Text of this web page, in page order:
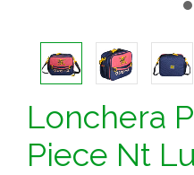
Lonchera
Piece Nt